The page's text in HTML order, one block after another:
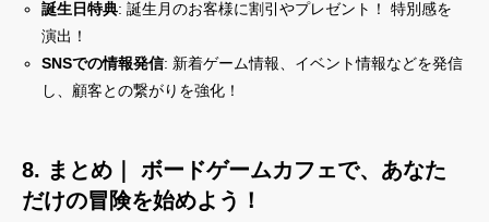
誕生日特典: 誕生月のお客様に割引やプレゼント！ 特別感を
演出！
SNSでの情報発信: 新着ゲーム情報、イベント情報などを発信
し、顧客との繋がりを強化！
8. まとめ｜ ボードゲームカフェで、あなた
だけの冒険を始めよう！